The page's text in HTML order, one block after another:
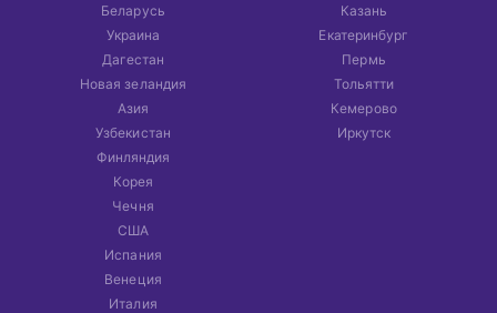
Беларусь
Украина
Дагестан
Новая зеландия
Азия
Узбекистан
Финляндия
Корея
Чечня
США
Испания
Венеция
Италия
Казань
Екатеринбург
Пермь
Тольятти
Кемерово
Иркутск